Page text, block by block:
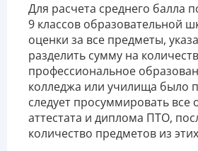
Для расчета среднего балла
9 классов образовательной
оценки за все предметы,
разделить сумму на
профессиональное
колледжа или училища было
следует просуммировать все
аттестата и диплома ПТО,
количество предметов из